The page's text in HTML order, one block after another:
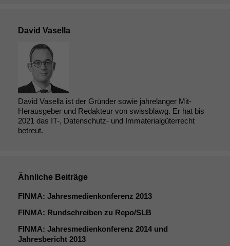
David Vasella
David Vasella ist der Gründer sowie jahrelanger Mit-
Herausgeber und Redakteur von swissblawg. Er hat bis
2021 das IT-, Datenschutz- und Immaterialgüterrecht
betreut.
Ähnliche Beiträge
FINMA: Jahresmedienkonferenz 2013
FINMA: Rundschreiben zu Repo/SLB
FINMA: Jahresmedienkonferenz 2014 und
Jahresbericht 2013